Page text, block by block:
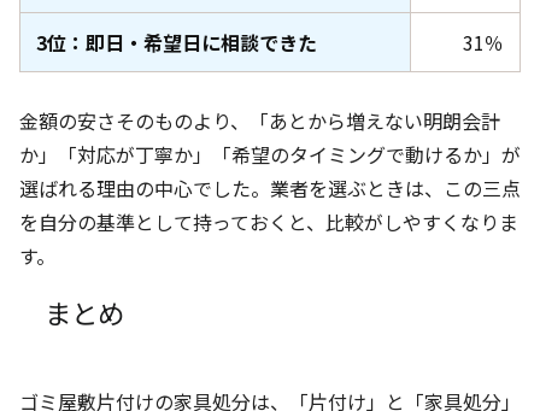
3位：即日・希望日に相談できた 31％
金額の安さそのものより、「あとから増えない明朗会計
か」「対応が丁寧か」「希望のタイミングで動けるか」が
選ばれる理由の中心でした。業者を選ぶときは、この三点
を自分の基準として持っておくと、比較がしやすくなりま
す。
まとめ
ゴミ屋敷片付けの家具処分は、「片付け」と「家具処分」